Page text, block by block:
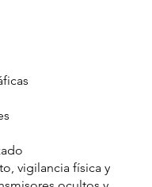
vigilancia física y